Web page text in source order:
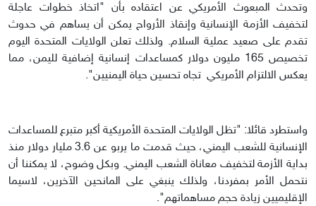
وتحدث المبعوث الأمريكي عن اعتقاده بأن "اتخاذ خطوات عاجلة
لتخفيف الأزمة الإنسانية وإنقاذ الأرواح يمكن أن يساهم في حدوث
تقدم على صعيد عملية السلام. ولذلك تعلن الولايات المتحدة اليوم
تخصيص 165 مليون دولار كمساعدات إنسانية إضافية لليمن، مما
يعكس الالتزام الأمريكي تجاه تحسين حياة اليمنيين".
واستطرد قائلا: "تظل الولايات المتحدة الأمريكية أكبر متبرع للمساعدات
الإنسانية للشعب اليمني، حيث قدمت ما يربو عن 3.6 مليار دولار منذ
بداية الأزمة لتخفيف معاناة الشعب اليمني. وبكل وضوح، لا يمكننا أن
نتحمل الأمر بمفردنا، ولذلك ينبغي على المانحين الآخرين، لاسيما
الإقليميين زيادة حجم مساهماتهم".